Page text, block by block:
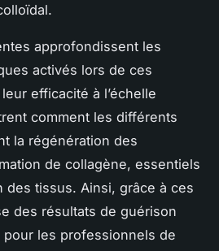
.
approfondissent les
activés lors de ces
efficacité à l’échelle
comment les différents
la régénération des
de collagène, essentiels
des tissus. Ainsi, grâce à ces
des résultats de guérison
les professionnels de